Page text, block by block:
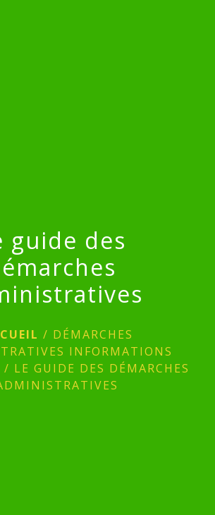
guide des
/ DÉMARCHES
INFORMATIONS
/ LE GUIDE DES DÉMARCHES